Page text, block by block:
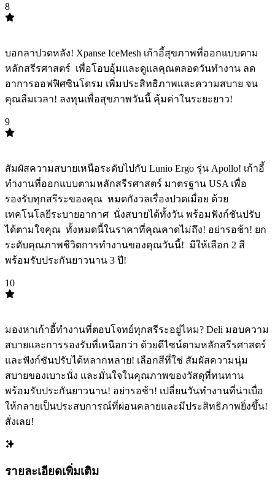
8
บอกลาปวดหลัง! Xpanse IceMesh เก้าอี้สุขภาพที่ออกแบบตาม
หลักสรีรศาสตร์ ️ เพื่อโอบอุ้มและดูแลคุณตลอดวันทำงาน ลด
อาการออฟฟิศซินโดรม เพิ่มประสิทธิภาพและความสบาย จน
คุณลืมเวลา! ลงทุนเพื่อสุขภาพวันนี้ คุ้มค่าในระยะยาว!
9
สัมผัสความสบายเหนือระดับไปกับ Lunio Ergo รุ่น Apollo! เก้าอี้
ทำงานที่ออกแบบตามหลักสรีรศาสตร์ มาตรฐาน USA เพื่อ
รองรับทุกสรีระของคุณ ️ หมดกังวลเรื่องปวดเมื่อย ด้วย
เทคโนโลยีระบายอากาศ ️ นั่งสบายได้ทั้งวัน พร้อมฟังก์ชันปรับ
ได้ตามใจคุณ ️ ทั้งหมดนี้ในราคาที่คุณคาดไม่ถึง! อย่ารอช้า! ยก
ระดับคุณภาพชีวิตการทำงานของคุณวันนี้! ️ มีให้เลือก 2 สี ️️
พร้อมรับประกันยาวนาน 3 ปี! ️
10
มองหาเก้าอี้ทำงานที่ตอบโจทย์ทุกสรีระอยู่ไหม? Deli มอบความ
สบายและการรองรับที่เหนือกว่า ด้วยดีไซน์ตามหลักสรีรศาสตร์
และฟังก์ชันปรับได้หลากหลาย! เลือกสีที่ใช่ สัมผัสความนุ่ม
สบายของเบาะนั่ง และมั่นใจในคุณภาพของวัสดุที่ทนทาน
พร้อมรับประกันยาวนาน! อย่ารอช้า! เปลี่ยนวันทำงานที่น่าเบื่อ
ให้กลายเป็นประสบการณ์ที่ผ่อนคลายและมีประสิทธิภาพยิ่งขึ้น!
สั่งเลย!
รายละเอียดเพิ่มเติม